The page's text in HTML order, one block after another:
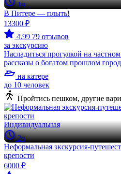
1ч
В Питере — плыть!
13300 ₽
4.99 79 отзывов
за экскурсию
Насладиться прогулкой на
рассказы о богатом прошлом
на катере
до 10 человек
Пройтись пешком, другие
Индивидуальная
2ч
Неформальная экскурсия-
крепости
6000 ₽